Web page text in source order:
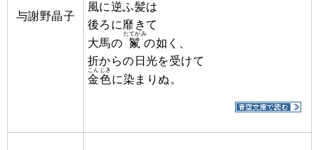
与謝野晶子
風に逆ふ髪は
後ろに靡きて
大馬の 鬣
たてがみ
の如く、
折からの日光を受けて
金色
こんじき
に染まりぬ。